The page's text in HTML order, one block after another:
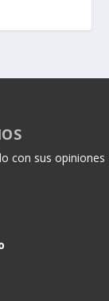
con sus opiniones